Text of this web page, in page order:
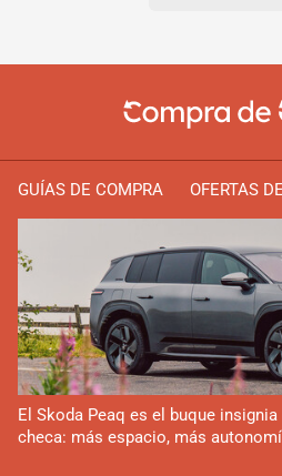
GUÍAS DE COMPRA OFERTAS
El Skoda Peaq es el buque
checa: más espacio, más